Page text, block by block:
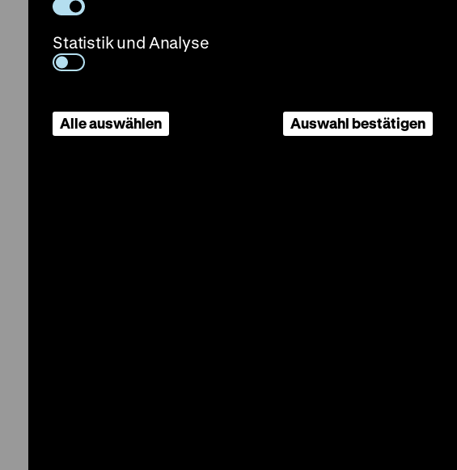
Statistik und Analyse
Alle auswählen Auswahl bestätigen